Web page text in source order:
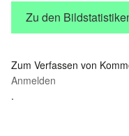
Zu den
Zum Verfassen von
Anmelden
.